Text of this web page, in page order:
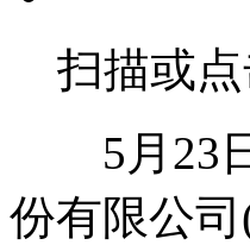
扫描或
5月23日
份有限公